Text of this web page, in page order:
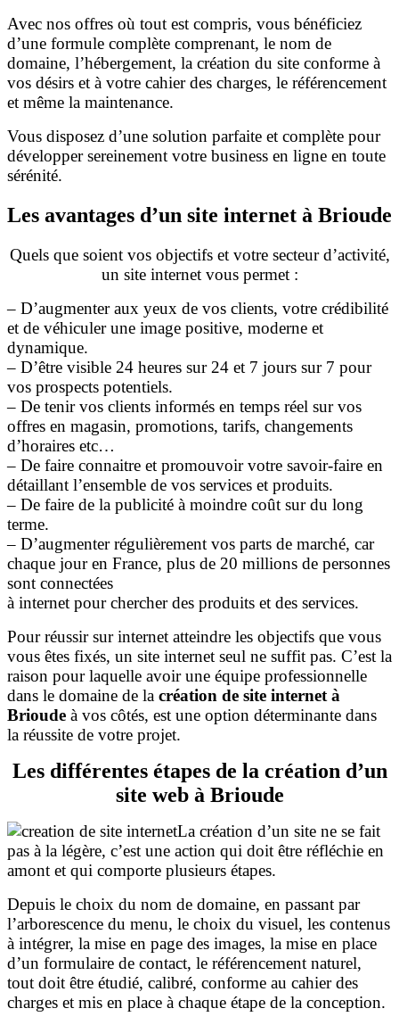
Avec nos offres où tout est compris, vous bénéficiez
d’une formule complète comprenant, le nom de
domaine, l’hébergement, la création du site conforme à
vos désirs et à votre cahier des charges, le référencement
et même la maintenance.
Vous disposez d’une solution parfaite et complète pour
développer sereinement votre business en ligne en toute
sérénité.
Les avantages d’un site internet à Brioude
Quels que soient vos objectifs et votre secteur d’activité,
un site internet vous permet :
– D’augmenter aux yeux de vos clients, votre crédibilité
et de véhiculer une image positive, moderne et
dynamique.
– D’être visible 24 heures sur 24 et 7 jours sur 7 pour
vos prospects potentiels.
– De tenir vos clients informés en temps réel sur vos
offres en magasin, promotions, tarifs, changements
d’horaires etc…
– De faire connaitre et promouvoir votre savoir-faire en
détaillant l’ensemble de vos services et produits.
– De faire de la publicité à moindre coût sur du long
terme.
– D’augmenter régulièrement vos parts de marché, car
chaque jour en France, plus de 20 millions de personnes
sont connectées
à internet pour chercher des produits et des services.
Pour réussir sur internet atteindre les objectifs que vous
vous êtes fixés, un site internet seul ne suffit pas. C’est la
raison pour laquelle avoir une équipe professionnelle
dans le domaine de la création de site internet à
Brioude à vos côtés, est une option déterminante dans
la réussite de votre projet.
Les différentes étapes de la création d’un
site web à Brioude
La création d’un site ne se fait
pas à la légère, c’est une action qui doit être réfléchie en
amont et qui comporte plusieurs étapes.
Depuis le choix du nom de domaine, en passant par
l’arborescence du menu, le choix du visuel, les contenus
à intégrer, la mise en page des images, la mise en place
d’un formulaire de contact, le référencement naturel,
tout doit être étudié, calibré, conforme au cahier des
charges et mis en place à chaque étape de la conception.